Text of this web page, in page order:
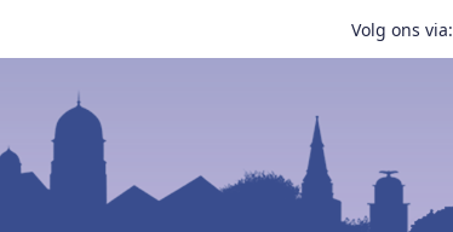
Volg ons via: